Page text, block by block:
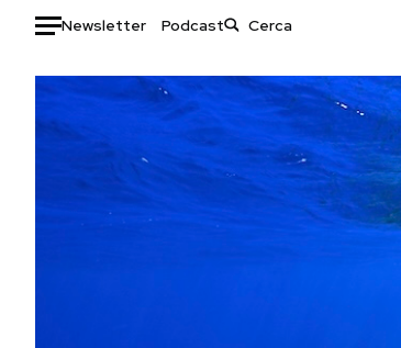
Newsletter Podcast
Auto
Mondo
Moda